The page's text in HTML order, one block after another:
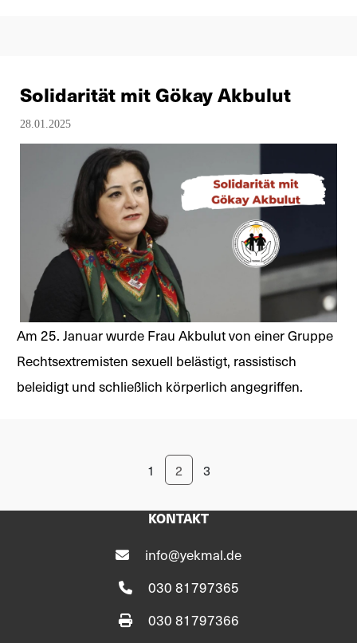
Solidarität mit Gökay Akbulut
28.01.2025
Am 25. Januar wurde Frau Akbulut von einer Gruppe
Rechtsextremisten sexuell belästigt, rassistisch
beleidigt und schließlich körperlich angegriffen.
1 2 3
KONTAKT
info@yekmal.de
030 81797365
030 81797366